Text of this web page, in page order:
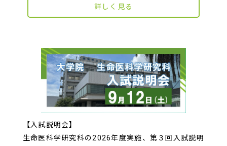
詳しく見る
【入試説明会】
生命医科学研究科の2026年度実施、第３回入試説明